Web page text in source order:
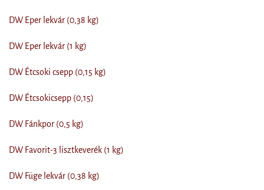
DW Eper lekvár (0,38 kg)
DW Eper lekvár (1 kg)
DW Étcsoki csepp (0,15 kg)
DW Étcsokicsepp (0,15)
DW Fánkpor (0,5 kg)
DW Favorit-3 lisztkeverék (1 kg)
DW Füge lekvár (0,38 kg)